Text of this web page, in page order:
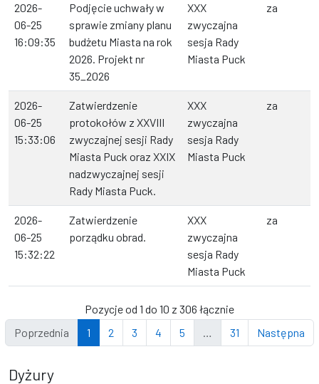
2026-
06-25
16:09:35
Podjęcie uchwały w
sprawie zmiany planu
budżetu Miasta na rok
2026. Projekt nr
35_2026
XXX
zwyczajna
sesja Rady
Miasta Puck
za
2026-
06-25
15:33:06
Zatwierdzenie
protokołów z XXVIII
zwyczajnej sesji Rady
Miasta Puck oraz XXIX
nadzwyczajnej sesji
Rady Miasta Puck.
XXX
zwyczajna
sesja Rady
Miasta Puck
za
2026-
06-25
15:32:22
Zatwierdzenie
porządku obrad.
XXX
zwyczajna
sesja Rady
Miasta Puck
za
Pozycje od 1 do 10 z 306 łącznie
Poprzednia
1 2 3 4 5 31 Następna
Dyżury